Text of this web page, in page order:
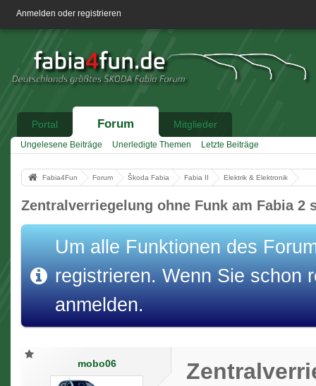
Anmelden oder registrieren
Portal Forum Mitglieder
Ungelesene Beiträge Unerledigte Themen Letzte Beiträge
Fabia4Fun Forum Škoda Fabia Fabia II Elektrik & Elektronik
Zentralverriegelung ohne Funk am Fabia 2
Um alle Funktionen des
registrieren. Wenn Sie schon
anmelden.
mobo06